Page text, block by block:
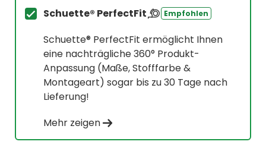
Schuette® PerfectFit Empfohlen
Schuette® PerfectFit ermöglicht Ihnen
eine nachträgliche 360° Produkt-
Anpassung (Maße, Stofffarbe &
Montageart) sogar bis zu 30 Tage nach
Lieferung!
Mehr zeigen